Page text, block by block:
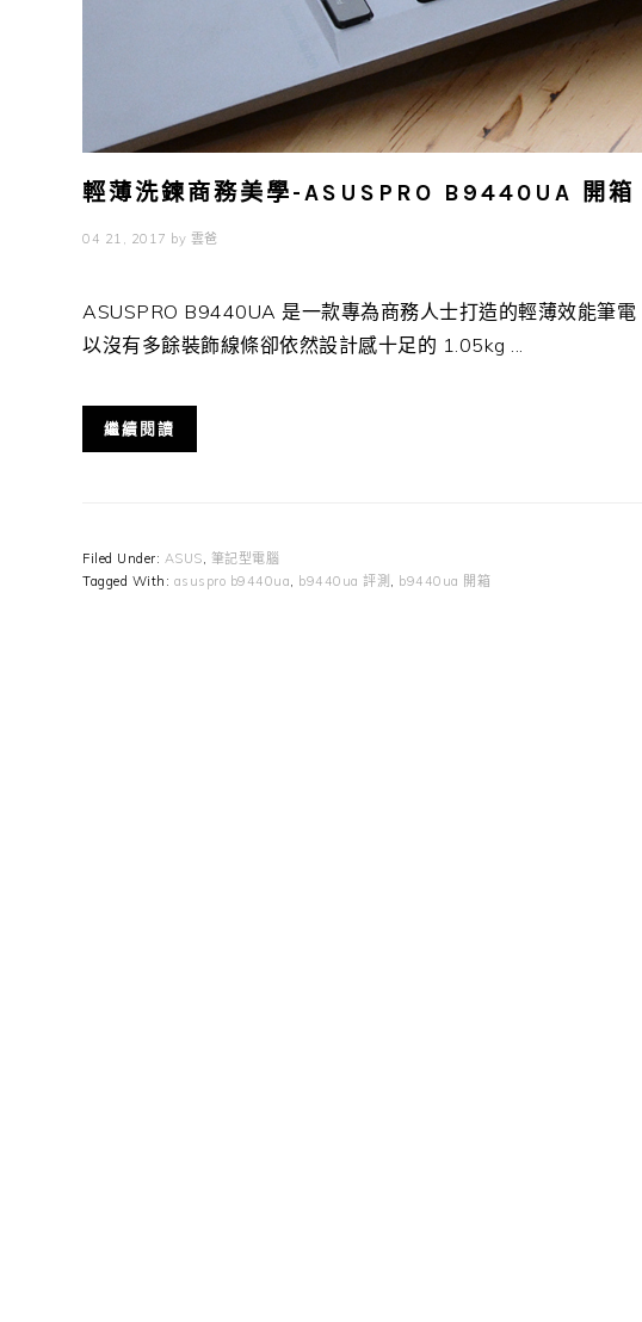
輕薄洗鍊商務美學-ASUSPRO B9440UA 開箱
04 21, 2017 by 雲爸
ASUSPRO B9440UA 是一款專為商務人士打造的輕薄效能筆
以沒有多餘裝飾線條卻依然設計感十足的 1.05kg ...
繼續閱讀
Filed Under: ASUS, 筆記型電腦
Tagged With: asuspro b9440ua, b9440ua 評測 , b9440ua 開箱